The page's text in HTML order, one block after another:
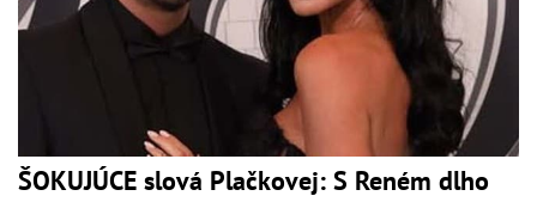
ŠOKUJÚCE slová Plačkovej: S Reném dlho